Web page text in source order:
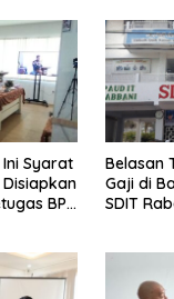
Ini Syarat
BPN
Belasan
Gaji di
SDIT